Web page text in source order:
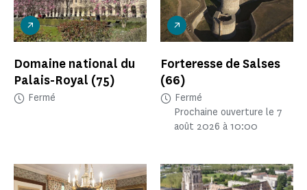
Domaine national du
Palais-Royal (75)
Fermé
Forteresse de Salses
(66)
Fermé
Prochaine ouverture le 7
août 2026 à 10:00